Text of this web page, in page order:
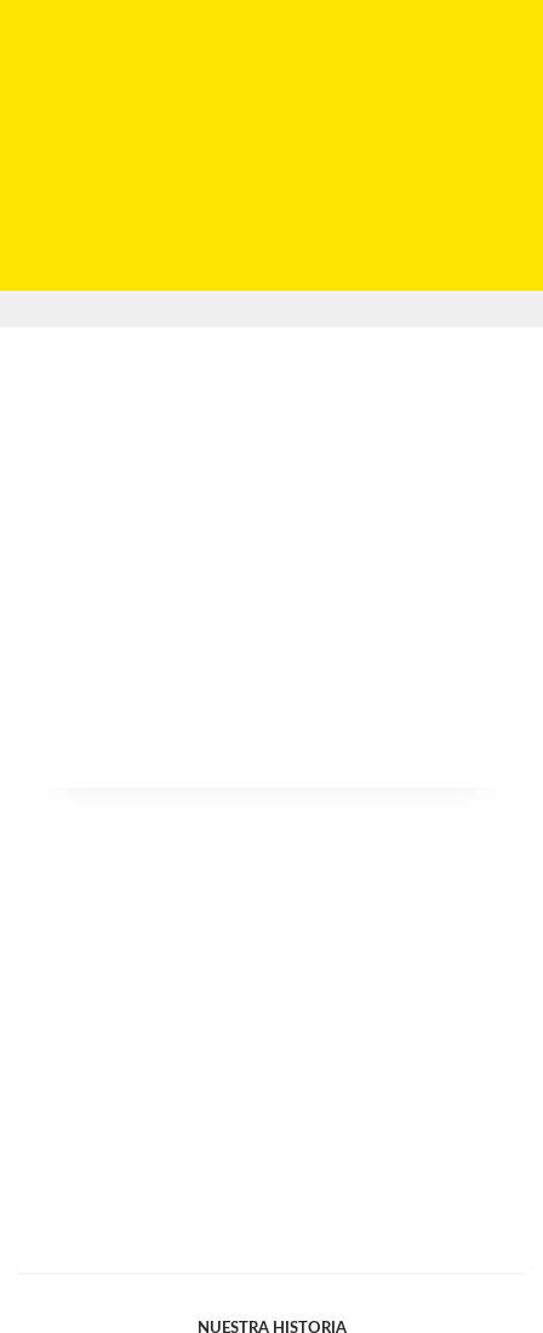
NUESTRA HISTORIA